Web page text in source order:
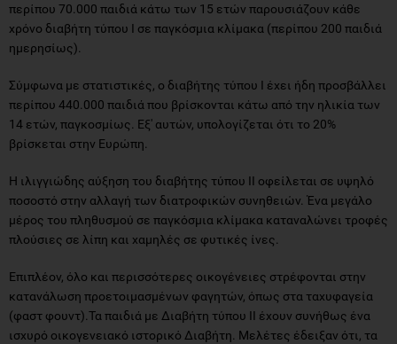
περίπου 70.000 παιδιά κάτω των 15 ετών παρουσιάζουν κάθε
χρόνο διαβήτη τύπου Ι σε παγκόσμια κλίμακα (περίπου 200 παιδιά
ημερησίως).
Σύμφωνα με στατιστικές, ο διαβήτης τύπου Ι έχει ήδη προσβάλλει
περίπου 440.000 παιδιά που βρίσκονται κάτω από την ηλικία των
14 ετών, παγκοσμίως. Εξ' αυτών, υπολογίζεται ότι το 20%
βρίσκεται στην Ευρώπη.
Η ιλιγγιώδης αύξηση του διαβήτης τύπου ΙΙ οφείλεται σε υψηλό
ποσοστό στην αλλαγή των διατροφικών συνηθειών. Ένα μεγάλο
μέρος του πληθυσμού σε παγκόσμια κλίμακα καταναλώνει τροφές
πλούσιες σε λίπη και χαμηλές σε φυτικές ίνες.
Επιπλέον, όλο και περισσότερες οικογένειες στρέφονται στην
κατανάλωση προετοιμασμένων φαγητών, όπως στα ταχυφαγεία
(φαστ φουντ).Τα παιδιά με Διαβήτη τύπου ΙΙ έχουν συνήθως ένα
ισχυρό οικογενειακό ιστορικό Διαβήτη. Μελέτες έδειξαν ότι, τα